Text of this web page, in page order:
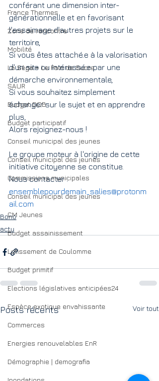
France Thermes
Zone de rencontre
Mobilité
La Sèga = Le Pain de Sucre
SAUR
Budget DOB
Budget participatif
Conseil municipal des jeunes
Conseil municipal des jeunes
Commissions municipales
Conseil municipal des jeunes
CM Jeunes
Budget assainissement
Lotissement de Coulomme
Budget primitif
Elections législatives anticipées24
Espèce exotique envahissante
Commerces
Energies renouvelables EnR
Démographie | demografia
conférant une dimension inter-
générationnelle et en favorisant
l'essaimage d'autres projets sur le
territoire,
Si vous êtes attaché.e à la valorisation
d'un site ou intéressé.e par une
démarche environnementale,
Si vous souhaitez simplement
échanger sur le sujet et en apprendre
plus,
Alors rejoignez-nous !
Le groupe moteur à l'origine de cette
initiative citoyenne se constitue.
Nous contacter :
ensemblepourdemain_salies@protonm
ail.com
Bono
actu
Posts récents Voir tout